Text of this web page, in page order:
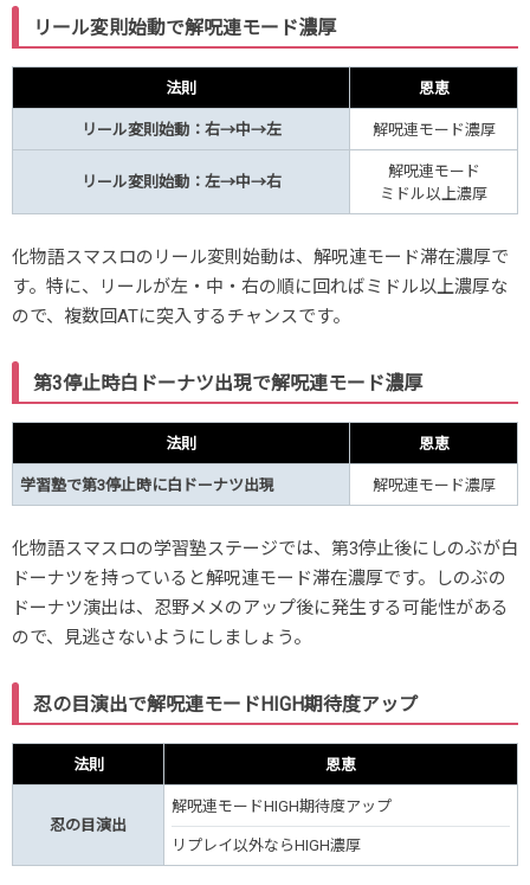
リール変則始動で解呪連モード濃厚
法則 恩恵
リール変則始動：右→中→左 解呪連モード濃厚
リール変則始動：左→中→右
解呪連モード
ミドル以上濃厚
化物語スマスロのリール変則始動は、解呪連モード滞在濃厚で
す。特に、リールが左・中・右の順に回ればミドル以上濃厚な
ので、複数回ATに突入するチャンスです。
第3停止時白ドーナツ出現で解呪連モード濃厚
法則 恩恵
学習塾で第3停止時に白ドーナツ出現 解呪連モード濃厚
化物語スマスロの学習塾ステージでは、第3停止後にしのぶが白
ドーナツを持っていると解呪連モード滞在濃厚です。しのぶの
ドーナツ演出は、忍野メメのアップ後に発生する可能性がある
ので、見逃さないようにしましょう。
忍の目演出で解呪連モード HIGH期待度アップ
法則 恩恵
忍の目演出
解呪連モードHIGH期待度アップ
リプレイ以外ならHIGH濃厚